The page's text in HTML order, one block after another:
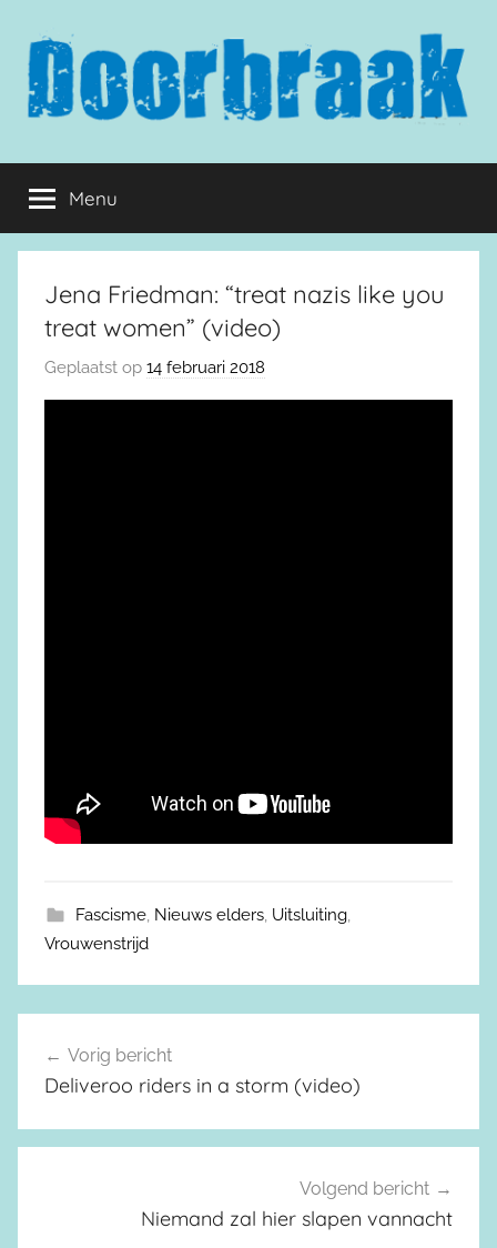
inhoud
springen
Doorbraak.eu
Menu
Jena Friedman: “treat nazis like you
treat women” (video)
Geplaatst op 14 februari 2018
Fascisme, Nieuws elders, Uitsluiting,
Vrouwenstrijd
Berichtnavigatie
Vorig bericht
Deliveroo riders in a storm (video)
Volgend bericht
Niemand zal hier slapen vannacht